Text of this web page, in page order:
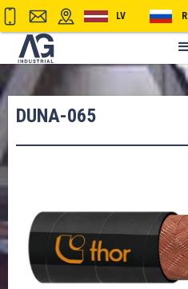
LV
DUNA-065